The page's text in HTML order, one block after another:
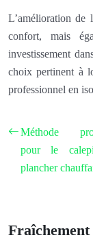
L’amélioration de
confort, mais
investissement
choix pertinent à
professionnel en
Méthode
pour le
plancher
Fraîchement